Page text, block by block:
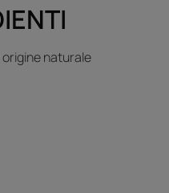
origine naturale